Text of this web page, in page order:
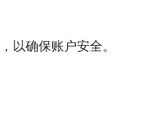
以确保账户安全。